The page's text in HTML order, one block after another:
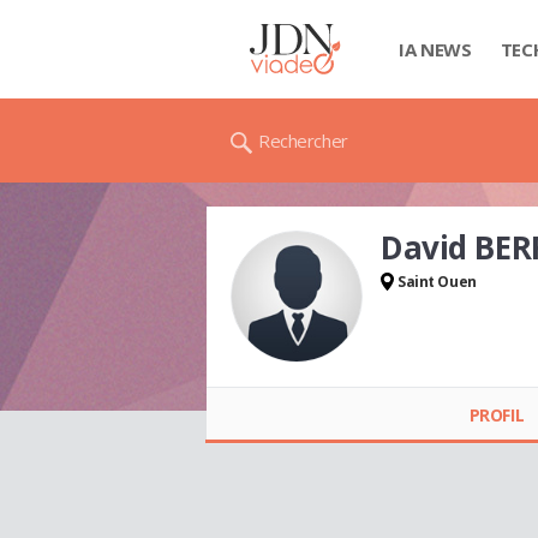
IA NEWS
Rechercher
David
Saint Ouen
PROFIL